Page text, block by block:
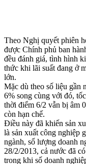
Theo Nghị quyết phiên
được Chính phủ ban
đều đánh giá, tình hình
thức khi lãi suất đang ở
lớn.
Mặc dù theo số liệu gần
6% song cùng với đó,
thời điểm 6/2 vẫn bị âm
còn hạn chế.
Điều này đã khiến sản
là sản xuất công nghiệp
ngành, số lượng doanh
28/2/2013, cả nước đã
trong khi số doanh